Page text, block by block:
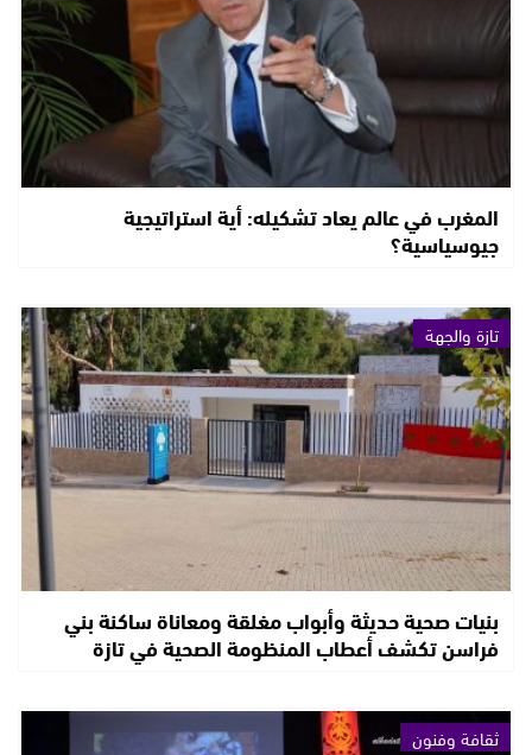
المغرب في عالم يعاد تشكيله: أية استراتيجية
جيوسياسية؟
تازة والجهة
بنيات صحية حديثة وأبواب مغلقة ومعاناة ساكنة بني
فراسن تكشف أعطاب المنظومة الصحية في تازة
ثقافة وفنون